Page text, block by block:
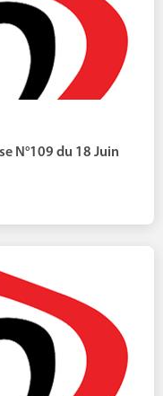
N°109 du 18 Juin